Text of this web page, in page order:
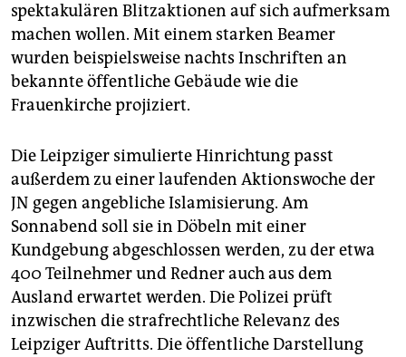
spektakulären Blitzaktionen auf sich aufmerksam
machen wollen. Mit einem starken Beamer
wurden beispielsweise nachts Inschriften an
bekannte öffentliche Gebäude wie die
Frauenkirche projiziert.
Die Leipziger simulierte Hinrichtung passt
außerdem zu einer laufenden Aktionswoche der
JN gegen angebliche Islamisierung. Am
Sonnabend soll sie in Döbeln mit einer
Kundgebung abgeschlossen werden, zu der etwa
400 Teilnehmer und Redner auch aus dem
Ausland erwartet werden. Die Polizei prüft
inzwischen die strafrechtliche Relevanz des
Leipziger Auftritts. Die öffentliche Darstellung